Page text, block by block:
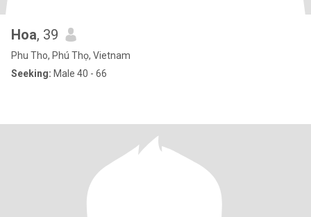
Hoa, 39
Phu Tho, Phú Thọ, Vietnam
Seeking: Male 40 - 66